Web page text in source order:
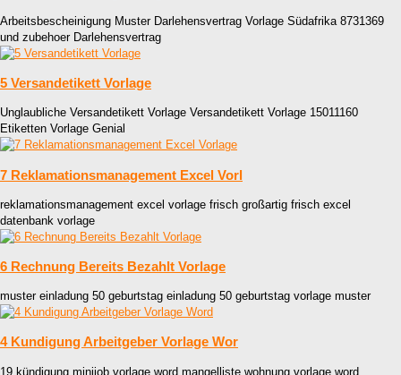
Arbeitsbescheinigung Muster Darlehensvertrag Vorlage Südafrika 8731369
und zubehoer Darlehensvertrag
5 Versandetikett Vorlage
Unglaubliche Versandetikett Vorlage Versandetikett Vorlage 15011160
Etiketten Vorlage Genial
7 Reklamationsmanagement Excel Vorl
reklamationsmanagement excel vorlage frisch großartig frisch excel
datenbank vorlage
6 Rechnung Bereits Bezahlt Vorlage
muster einladung 50 geburtstag einladung 50 geburtstag vorlage muster
4 Kundigung Arbeitgeber Vorlage Wor
19 kündigung minijob vorlage word mangelliste wohnung vorlage word